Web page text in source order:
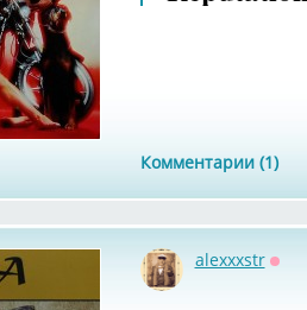
Комментарии (1)
alexxxstr